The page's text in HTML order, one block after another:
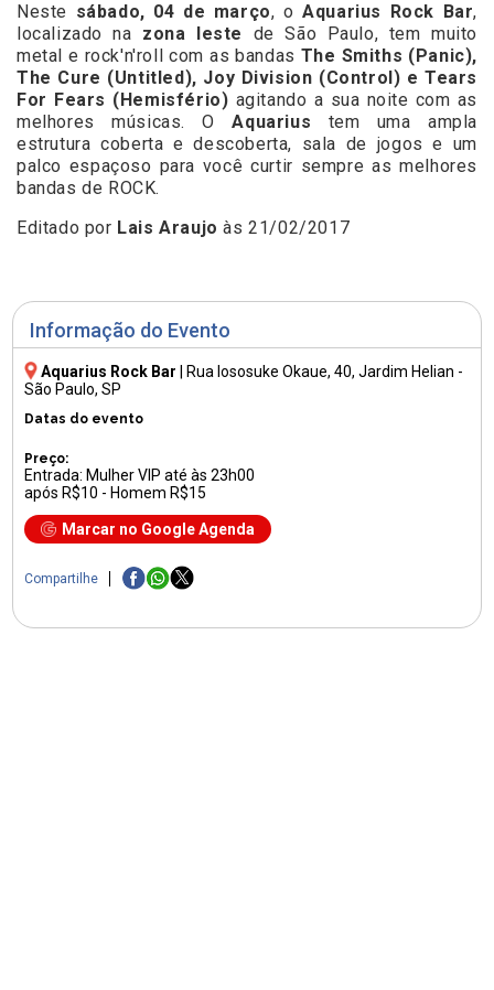
Informação do Evento
Aquarius Rock Bar Rua Iososuke Okaue, 40, Jardim Helian -
São Paulo, SP
Datas do evento
Preço:
Entrada: Mulher VIP até às 23h00
após R$10 - Homem R$15
Marcar no Google Agenda
Compartilhe
Neste sábado, 04 de março,oAquarius Rock Bar,
localizado na zona leste
de São Paulo, tem muito
metal e rock'n'roll com as bandas The Smiths (Panic),
The Cure (Untitled), Joy Division (Control) e Tears
For Fears (Hemisfério) agitando a sua noite com as
melhores músicas.OAquarius tem uma ampla
estrutura coberta e descoberta, sala de jogos e um
palco espaçoso para você curtir sempre as melhores
bandas de ROCK.
Editado por Lais Araujo às 21/02/2017